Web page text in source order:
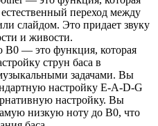
переход между
слайдом. Это придает звуку
и живости.
B0 — это функция, которая
струн баса в
задачами. Вы
настройку E-A-D-G
настройку. Вы
низкую ноту до B0, что